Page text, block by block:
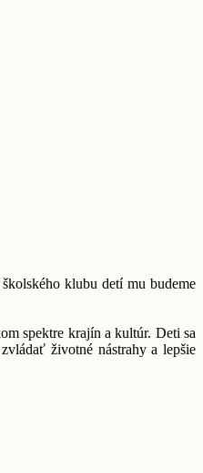
klubu detí mu budeme
spektre krajín a kultúr. Deti sa
životné nástrahy a lepšie